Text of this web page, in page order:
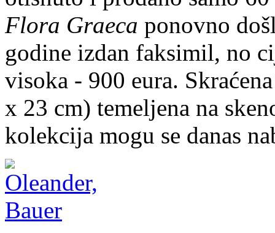
Flora Graeca ponovno
godine izdan faksimil, no
visoka - 900 eura.
x 23 cm) temeljena na
kolekcija mogu se danas